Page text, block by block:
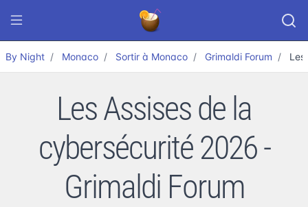
By Night Monaco Sortir à Monaco Grimaldi Forum
Les Assises de la
cybersécurité 2026 -
Grimaldi Forum